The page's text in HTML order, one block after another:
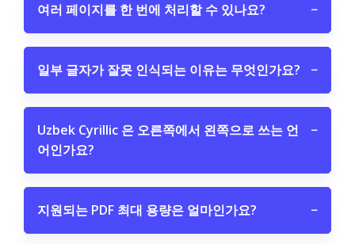
여러 페이지를 한 번에 처리할 수 있나요? −
일부 글자가 잘못 인식되는 이유는 무엇인가요? −
Uzbek Cyrillic 은 오른쪽에서 왼쪽으로 쓰는 언
어인가요?
−
지원되는 PDF 최대 용량은 얼마인가요? −